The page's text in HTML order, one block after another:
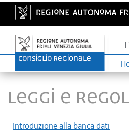
LEGGI E
Introduzione alla banca dati